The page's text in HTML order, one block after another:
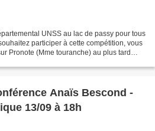
UNSS au lac de passy pour tous
participer à cette compétition, vous
Pronote (Mme touranche) au plus tard
Anaïs Bescond -
13/09 à 18h